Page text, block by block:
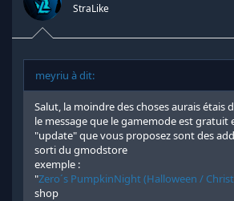
StraLike
meyriu à dit:
Salut, la moindre des choses aurais étais
le message que le gamemode est gratuit
"update" que vous proposez sont des
sorti du gmodstore
exemple :
"Zero´s PumpkinNight (Halloween /
shop